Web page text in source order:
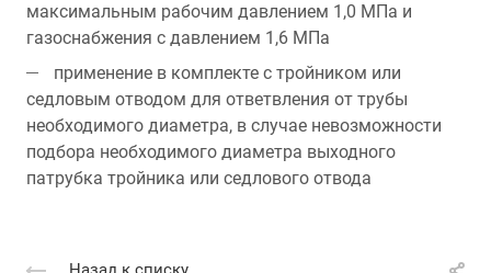
максимальным рабочим давлением 1,0 МПа и
газоснабжения с давлением 1,6 МПа
применение в комплекте с тройником или
седловым отводом для ответвления от трубы
необходимого диаметра, в случае невозможности
подбора необходимого диаметра выходного
патрубка тройника или седлового отвода